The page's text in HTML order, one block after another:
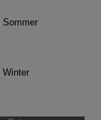
Sommer
Winter